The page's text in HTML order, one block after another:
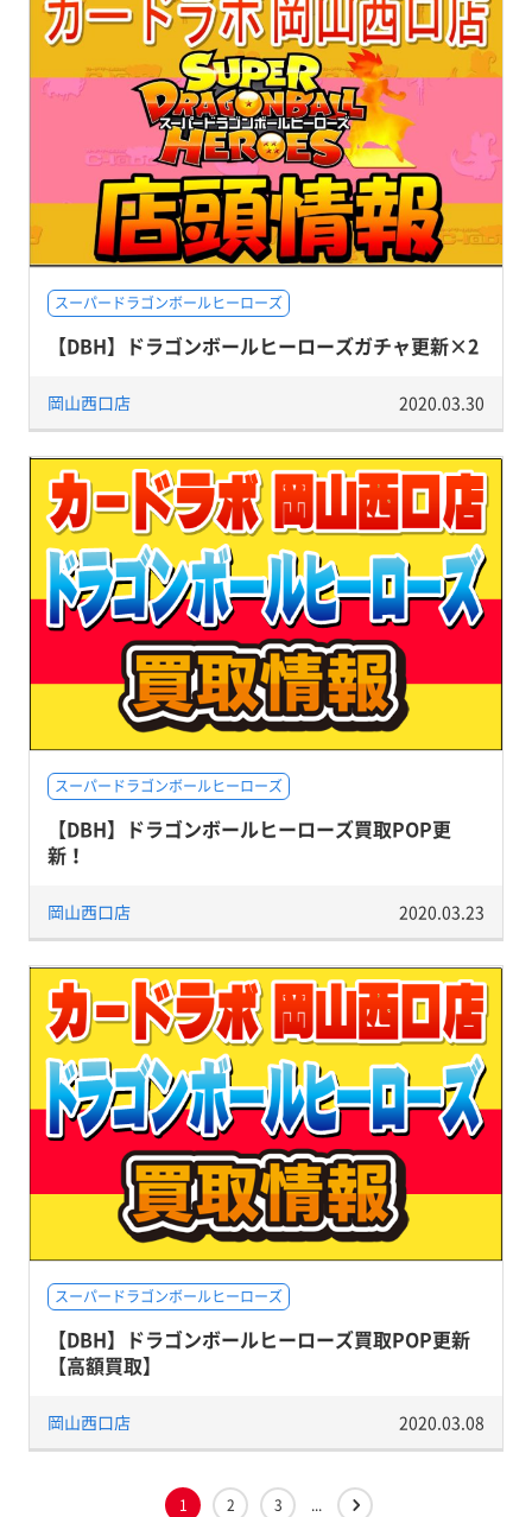
スーパードラゴンボールヒーローズ
【DBH】ドラゴンボールヒーローズガチャ更新×2
岡山西口店 2020.03.30
スーパードラゴンボールヒーローズ
【DBH】ドラゴンボールヒーローズ買取POP更
新！
岡山西口店 2020.03.23
スーパードラゴンボールヒーローズ
【DBH】ドラゴンボールヒーローズ買取POP更新
【高額買取】
岡山西口店 2020.03.08
1 2 3 ...